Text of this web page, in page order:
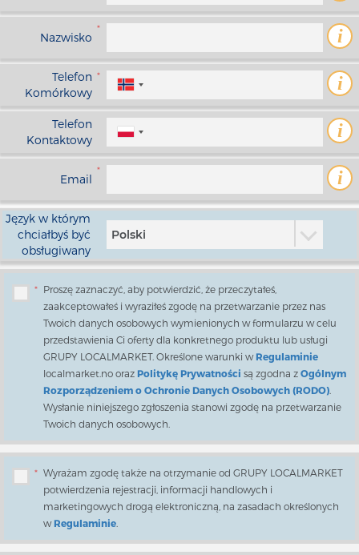
Nazwisko
* i
Telefon
Komórkowy
* i
Telefon
Kontaktowy
i
Email
* i
Język w którym
chciałbyś być
obsługiwany
Polski
Proszę zaznaczyć, aby potwierdzić, że przeczytałeś,
zaakceptowałeś i wyraziłeś zgodę na przetwarzanie przez nas
Twoich danych osobowych wymienionych w formularzu w celu
przedstawienia Ci oferty dla konkretnego produktu lub usługi
GRUPY LOCALMARKET. Określone warunki wRegulaminie
localmarket.no oraz Politykę Prywatności są zgodna z Ogólnym
Rozporządzeniem o Ochronie Danych Osobowych (RODO).
Wysłanie niniejszego zgłoszenia stanowi zgodę na przetwarzanie
Twoich danych osobowych.
*
Wyrażam zgodę także na otrzymanie od GRUPY LOCALMARKET
potwierdzenia rejestracji, informacji handlowych i
marketingowych drogą elektroniczną, na zasadach określonych
wRegulaminie
*